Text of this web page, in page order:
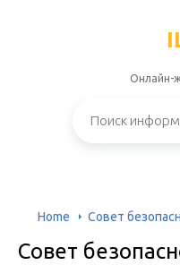
Онлайн-
Home Совет
Совет